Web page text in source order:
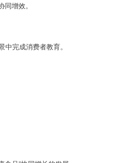
增效。
完成消费者教育。